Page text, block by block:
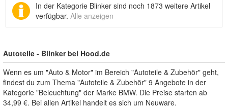
In der Kategorie Blinker sind noch 1873 weitere Artikel
verfügbar. Alle anzeigen
Autoteile - Blinker bei Hood.de
Wenn es um "Auto & Motor" im Bereich "Autoteile & Zubehör" geht,
findest du zum Thema "Autoteile & Zubehör" 9 Angebote in der
Kategorie "Beleuchtung" der Marke BMW. Die Preise starten ab
34,99 €. Bei allen Artikel handelt es sich um Neuware.